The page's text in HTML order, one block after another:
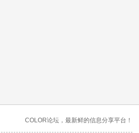
COLOR论坛，最新鲜的信息分享平台！